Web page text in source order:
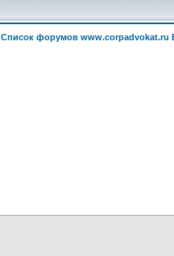
Список форумов www.corpadvokat.ru